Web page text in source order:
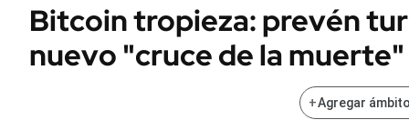
Campo
FINANZAS
Sustentabilidad
Seguros
POLÍTICA
Bitcoin tropieza: prevén
nuevo "cruce de la muerte"
+Agregar